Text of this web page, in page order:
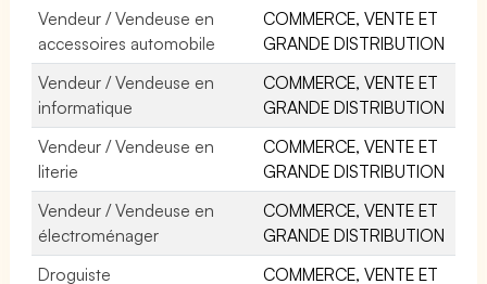
Vendeur / Vendeuse en
accessoires automobile
COMMERCE, VENTE ET
GRANDE DISTRIBUTION
Vendeur / Vendeuse en
informatique
COMMERCE, VENTE ET
GRANDE DISTRIBUTION
Vendeur / Vendeuse en
literie
COMMERCE, VENTE ET
GRANDE DISTRIBUTION
Vendeur / Vendeuse en
électroménager
COMMERCE, VENTE ET
GRANDE DISTRIBUTION
Droguiste
COMMERCE, VENTE ET